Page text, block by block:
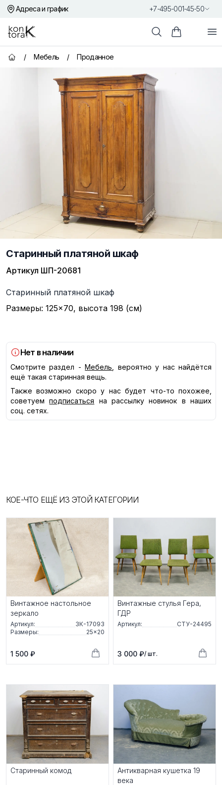
Адреса и график +7-495-001-45-50
Контора К
ПоискКорзина
Главная страница
/ Мебель / Проданное
Старинный платяной шкаф
Артикул ШП-20681
Описание
Старинный платяной шкаф
Размеры: 125×70, высота 198 (см)
Нет в наличии
Смотрите раздел - Мебель , вероятно у нас найдётся
ещё такая старинная вещь.
Также возможно скоро у нас будет что-то похожее,
советуем
подписаться
на рассылку новинок в наших
соц. сетях.
КОЕ-ЧТО ЕЩЁ ИЗ ЭТОЙ КАТЕГОРИИ
Винтажное настольное
зеркало
Артикул:
ЗК-17093
Размеры:
25×20
1 500 ₽
Винтажные стулья Гера,
ГДР
Артикул: СТУ-24495
3 000 ₽/ шт.
Старинный комод
Антикварная кушетка 19
века